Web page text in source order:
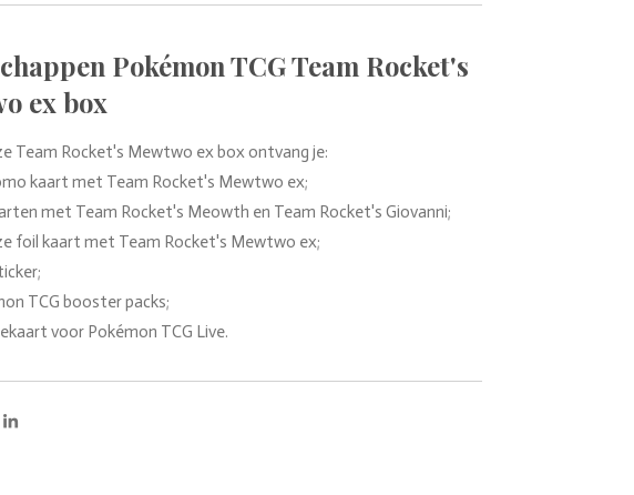
Pokémon TCG Team Rocket's
ex box
Team Rocket's Mewtwo ex box ontvang je:
kaart met Team Rocket's Mewtwo ex;
met Team Rocket's Meowth en Team Rocket's Giovanni;
foil kaart met Team Rocket's Mewtwo ex;
TCG booster packs;
voor Pokémon TCG Live.
S